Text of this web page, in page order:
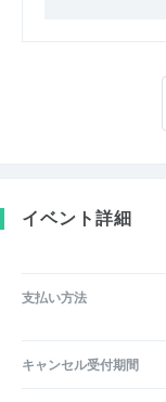
イベント詳細
支払い方法
キャンセル受付期間